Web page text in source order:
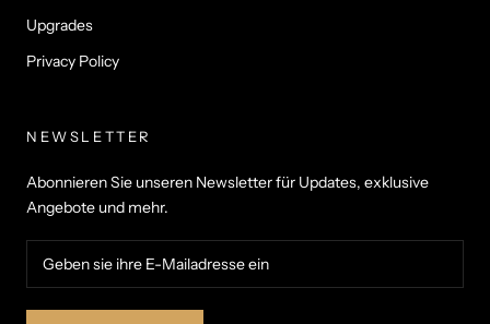
Upgrades
Privacy Policy
NEWSLETTER
Abonnieren Sie unseren Newsletter für Updates, exklusive
Angebote und mehr.